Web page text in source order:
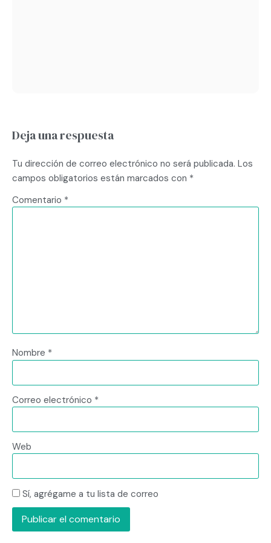
Deja una respuesta
Tu dirección de correo electrónico no será publicada. Los
campos obligatorios están marcados con *
Comentario *
Nombre *
Correo electrónico *
Web
Sí, agrégame a tu lista de correo